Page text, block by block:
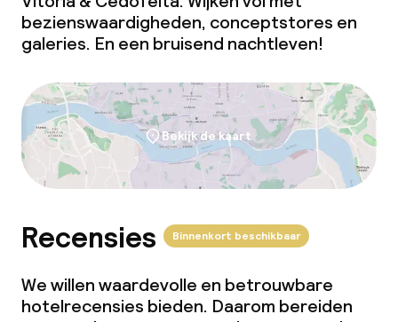
bezienswaardigheden, conceptstores en
galeries. En een bruisend nachtleven!
Bekijk de kaart
Recensies Binnenkort beschikbaar
We willen waardevolle en betrouwbare
hotelrecensies bieden. Daarom bereiden